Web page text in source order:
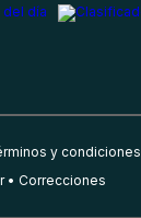
y condiciones
Correcciones